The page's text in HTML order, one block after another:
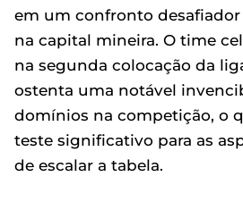
em um confronto desafiador
na capital mineira. O time
na segunda colocação da
ostenta uma notável
domínios na competição, o
teste significativo para as
de escalar a tabela.